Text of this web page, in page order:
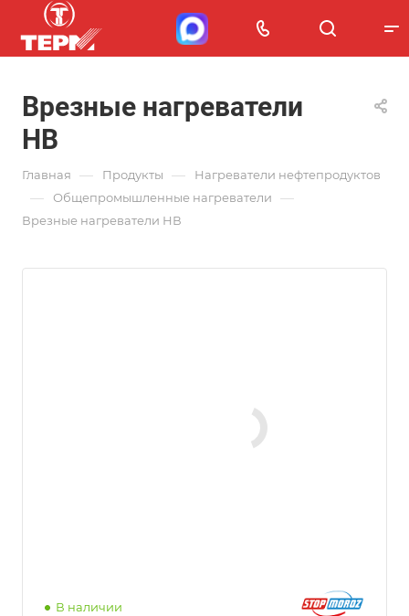
Врезные нагреватели
НВ
Главная — Продукты — Нагреватели нефтепродуктов
— Общепромышленные нагреватели —
Врезные нагреватели НВ
В наличии